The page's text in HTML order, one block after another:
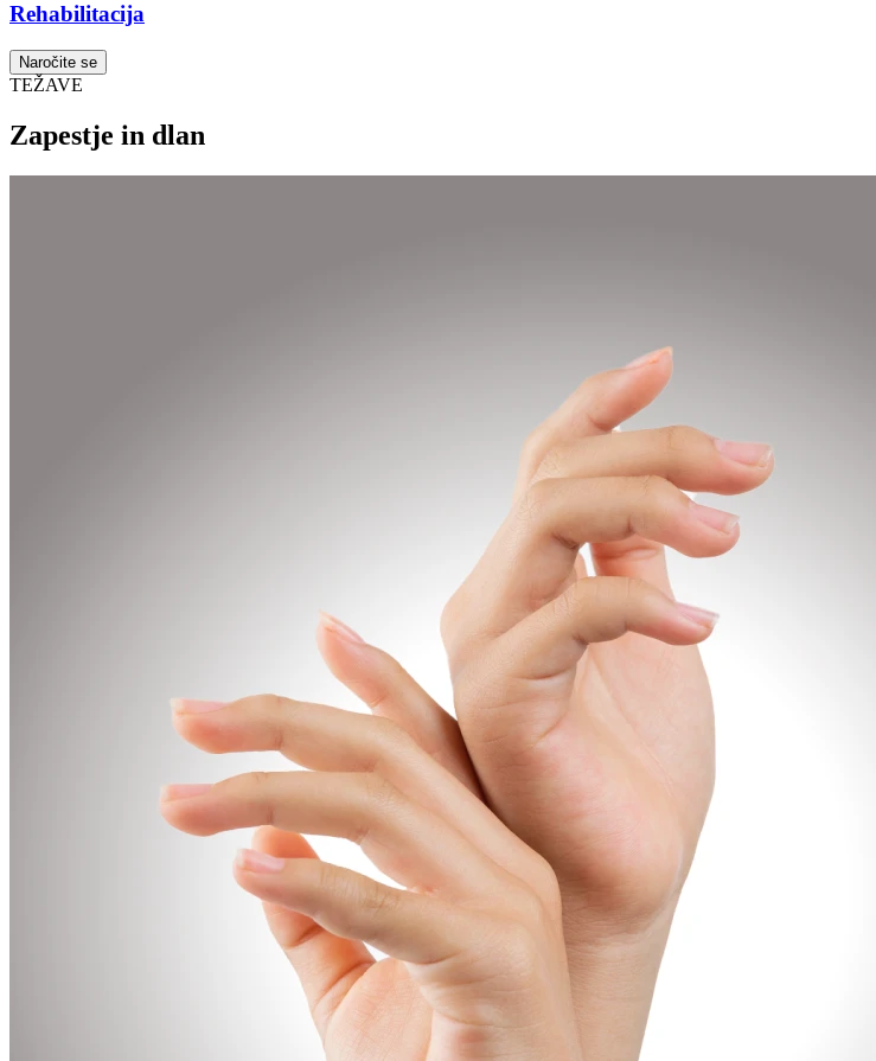
Rehabilitacija
Naročite se
TEŽAVE
Zapestje in dlan